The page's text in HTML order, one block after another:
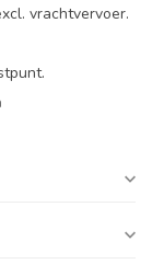
vrachtvervoer.